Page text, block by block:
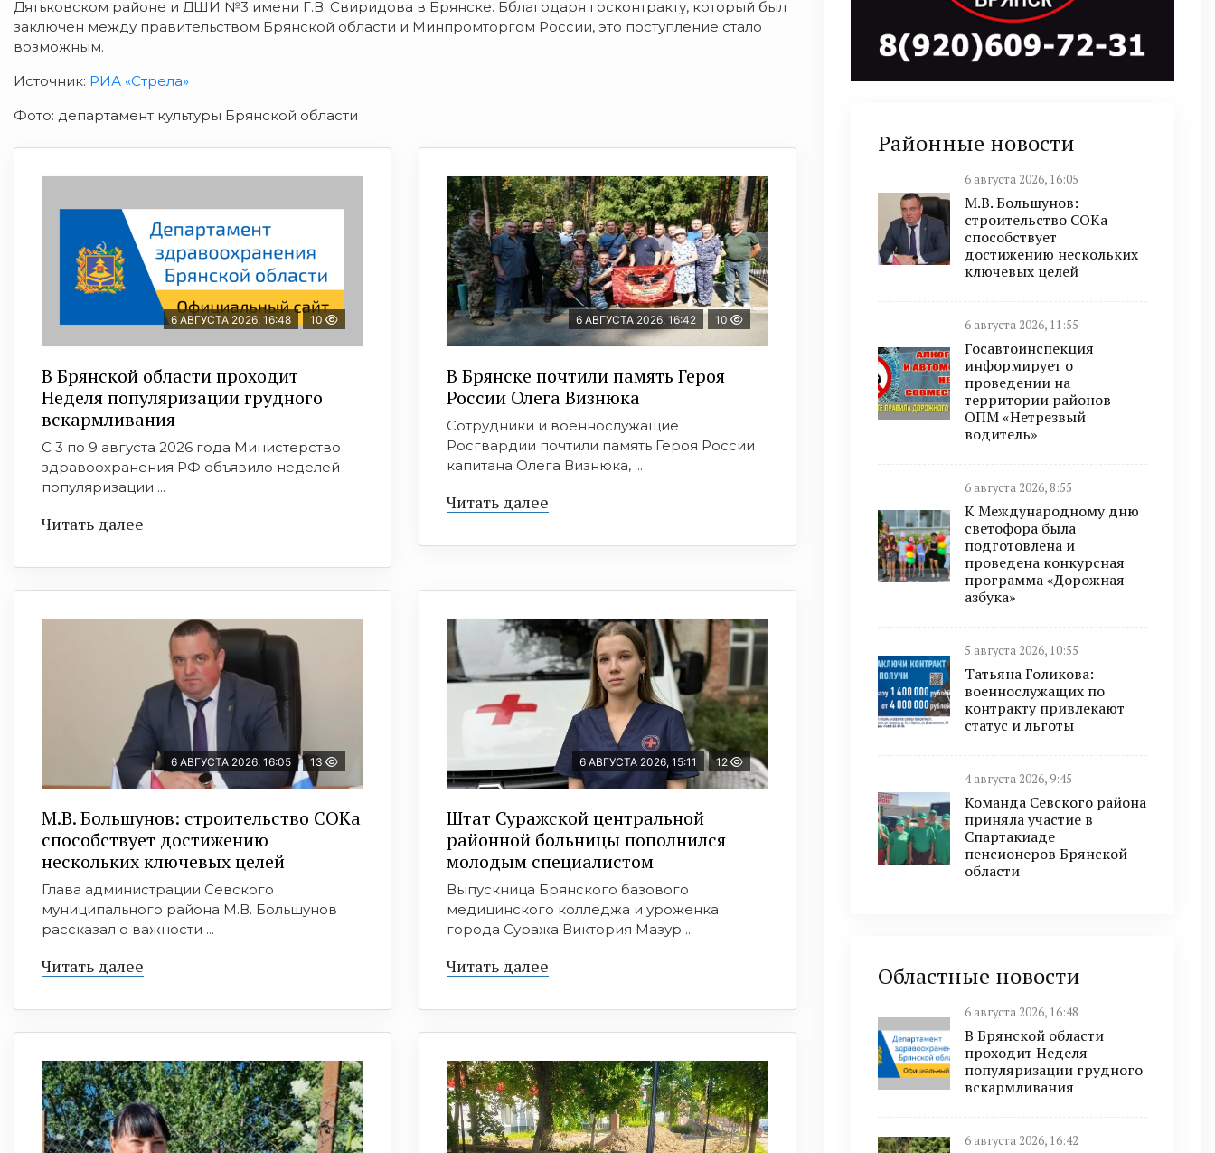
Дятьковском районе и ДШИ №3 имени Г.В. Свиридова в Брянске. Бблагодаря госконтракту, который был
заключен между правительством Брянской области и Минпромторгом России, это поступление стало
возможным.
Источник: РИА «Стрела»
Фото: департамент культуры Брянской области
6 АВГУСТА 2026, 16:48 10
В Брянской области проходит
Неделя популяризации грудного
вскармливания
С 3 по 9 августа 2026 года Министерство
здравоохранения РФ объявило неделей
популяризации ...
Читать далее
6 АВГУСТА 2026, 16:42 10
В Брянске почтили память Героя
России Олега Визнюка
Сотрудники и военнослужащие
Росгвардии почтили память Героя России
капитана Олега Визнюка, ...
Читать далее
6 АВГУСТА 2026, 16:05 13
М.В. Большунов: строительство СОКа
способствует достижению
нескольких ключевых целей
Глава администрации Севского
муниципального района М.В. Большунов
рассказал о важности ...
Читать далее
6 АВГУСТА 2026, 15:11 12
Штат Суражской центральной
районной больницы пополнился
молодым специалистом
Выпускница Брянского базового
медицинского колледжа и уроженка
города Суража Виктория Мазур ...
Читать далее
Районные новости
6 августа 2026, 16:05
М.В. Большунов:
строительство СОКа
способствует
достижению нескольких
ключевых целей
6 августа 2026, 11:55
Госавтоинспекция
информирует о
проведении на
территории районов
ОПМ «Нетрезвый
водитель»
6 августа 2026, 8:55
К Международному дню
светофора была
подготовлена и
проведена конкурсная
программа «Дорожная
азбука»
5 августа 2026, 10:55
Татьяна Голикова:
военнослужащих по
контракту привлекают
статус и льготы
4 августа 2026, 9:45
Команда Севского района
приняла участие в
Спартакиаде
пенсионеров Брянской
области
Областные новости
6 августа 2026, 16:48
В Брянской области
проходит Неделя
популяризации грудного
вскармливания
6 августа 2026, 16:42